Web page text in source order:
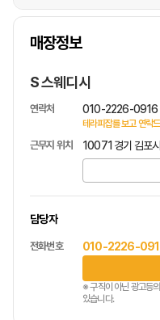
매장정보
상호명
S 스웨디시
연락처 010-2226-0916
테라피잡를 보고 연락
근무지 위치 10071 경기 김포
담당자
전화번호 010-2226-
※ 구직이 아닌 광고등
있습니다.